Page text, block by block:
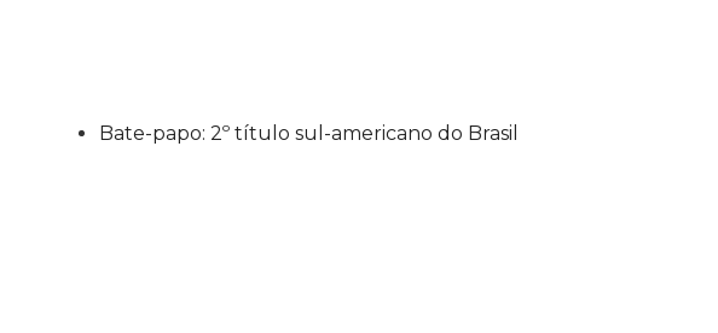
Bate-papo: 2º título sul-americano do Brasil